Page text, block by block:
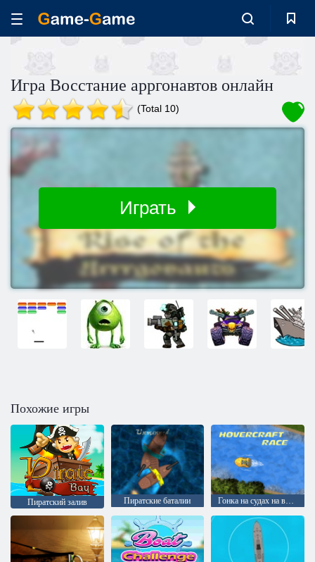
Игра Восстание арргонавтов онлайн
(Total 10)
Играть
Похожие игры
Пиратский залив Пиратские баталии Гонка на судах на воздушной подушке